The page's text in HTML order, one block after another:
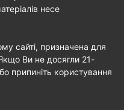
несе
сайті, призначена для
Якщо Ви не досягли 21-
припиніть користування